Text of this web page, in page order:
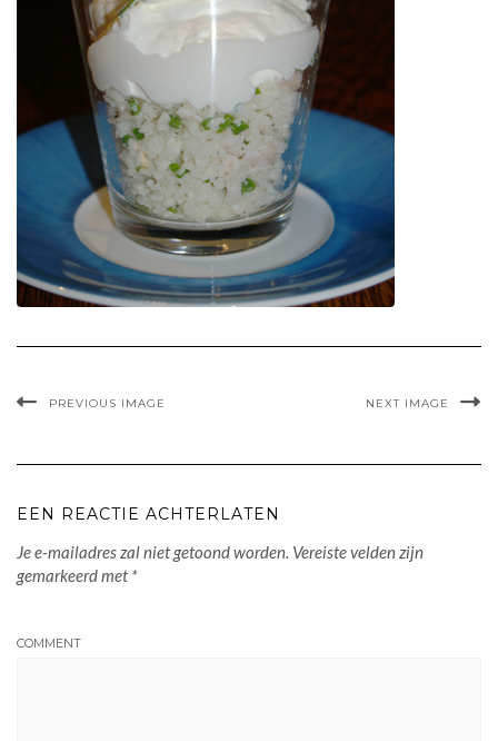
PREVIOUS IMAGE NEXT IMAGE
EEN REACTIE ACHTERLATEN
Je e-mailadres zal niet getoond worden. Vereiste velden zijn
gemarkeerd met*
COMMENT